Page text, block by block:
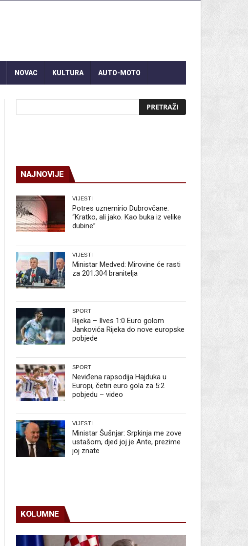
NOVAC KULTURA AUTO-MOTO
NAJNOVIJE
VIJESTI
Potres uznemirio Dubrovčane:
“Kratko, ali jako. Kao buka iz velike
dubine”
VIJESTI
Ministar Medved: Mirovine će rasti
za 201.304 branitelja
SPORT
Rijeka – Ilves 1:0 Euro golom
Jankovića Rijeka do nove europske
pobjede
SPORT
Neviđena rapsodija Hajduka u
Europi, četiri euro gola za 5:2
pobjedu – video
VIJESTI
Ministar Šušnjar: Srpkinja me zove
ustašom, djed joj je Ante, prezime
joj znate
KOLUMNE